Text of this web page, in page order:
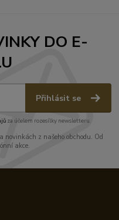
DO E-
Přihlásit se
za účelem rozesílky newsletteru.
novinkách z našeho obchodu. Od
akce.